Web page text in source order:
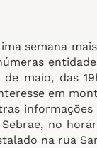
semana
maio, das
em
no
na rua